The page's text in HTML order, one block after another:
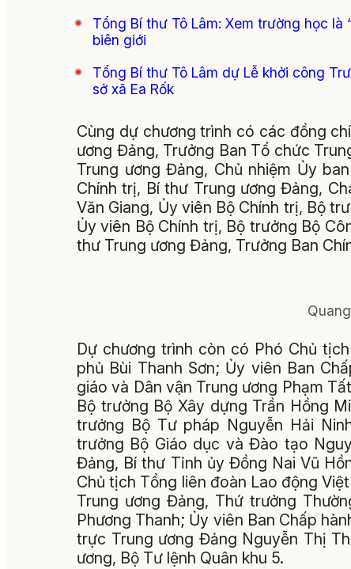
Tổng Bí thư Tô Lâm: Xem trường học
biên giới
Tổng Bí thư Tô Lâm dự Lễ khởi công
sở xã Ea Rốk
Cùng dự chương trình có các đồng
ương Đảng, Trưởng Ban Tổ chức
Trung ương Đảng, Chủ nhiệm Ủy
Chính trị, Bí thư Trung ương Đảng,
Văn Giang, Ủy viên Bộ Chính trị, Bộ
Ủy viên Bộ Chính trị, Bộ trưởng Bộ
thư Trung ương Đảng, Trưởng Ban
Dự chương trình còn có Phó Chủ
phủ Bùi Thanh Sơn; Ủy viên Ban
giáo và Dân vận Trung ương Phạm
Bộ trưởng Bộ Xây dựng Trần Hồng
trưởng Bộ Tư pháp Nguyễn Hải
trưởng Bộ Giáo dục và Đào tạo
Đảng, Bí thư Tỉnh ủy Đồng Nai Vũ
Chủ tịch Tổng liên đoàn Lao động
Trung ương Đảng, Thứ trưởng
Phương Thanh; Ủy viên Ban Chấp
trực Trung ương Đảng Nguyễn Thị
ương, Bộ Tư lệnh Quân khu 5.